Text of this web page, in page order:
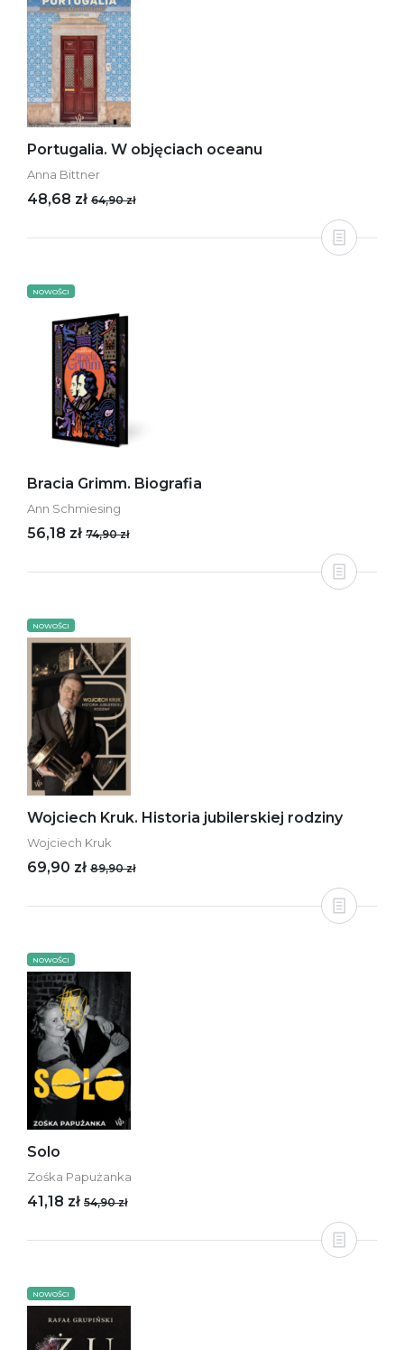
Portugalia. W objęciach oceanu
Anna Bittner
48,68 zł 64,90 zł
NOWOŚCI
Bracia Grimm. Biografia
Ann Schmiesing
56,18 zł 74,90 zł
NOWOŚCI
Wojciech Kruk. Historia jubilerskiej rodziny
Wojciech Kruk
69,90 zł 89,90 zł
NOWOŚCI
Solo
Zośka Papużanka
41,18 zł 54,90 zł
NOWOŚCI